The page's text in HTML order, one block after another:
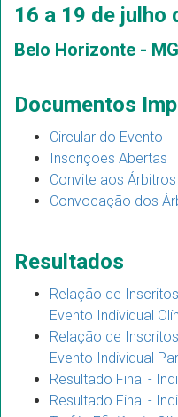
16 a 19 de julho
Belo Horizonte - MG
Documentos
Circular do Evento
Inscrições Abertas
Convite aos
Convocação dos
Resultados
Relação de
Evento Individual
Relação de
Evento Individual
Resultado Final -
Resultado Final -